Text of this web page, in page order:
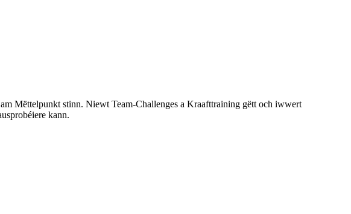
Mëttelpunkt stinn. Niewt Team-Challenges a Kraafttraining gëtt och iwwert
kann.